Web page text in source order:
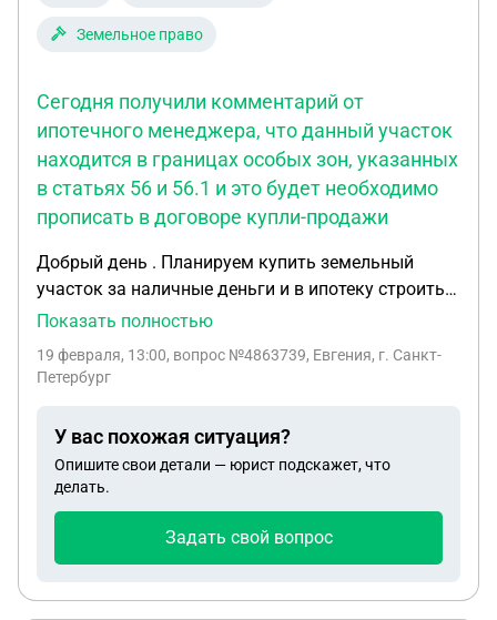
Земельное право
Сегодня получили комментарий от
ипотечного менеджера, что данный участок
находится в границах особых зон, указанных
в статьях 56 и 56.1 и это будет необходимо
прописать в договоре купли-продажи
Добрый день . Планируем купить земельный
участок за наличные деньги и в ипотеку строить
на нем дом для постоянного проживания .
менеджера , что данный участок находится в
договоре купли-продажи. Так же есть ряд
ограничений, прописанных в выписке ЕГРН .
Кадастровый номер участка : 78:42:1840701:91 .
Будут ли какие то проблемы с вводом дома в
эксплуатацию и вообще какие могут быть
прикладываю . Заранее спасибо !
Показать полностью
19 февраля, 13:00, вопрос №4863739, Евгения, г. Санкт-
Петербург
У вас похожая ситуация?
Опишите свои детали — юрист подскажет, что
делать.
Задать свой вопрос